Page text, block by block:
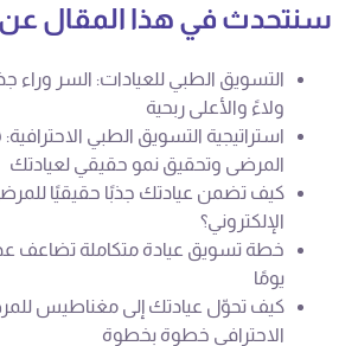
سنتحدث في هذا المقال عن
التسويق الطبي للعيادات: السر وراء
ولاءً والأعلى ربحية
المرضى وتحقيق نمو حقيقي لعيادتك
كيف تضمن عيادتك جذبًا حقيقيًا
الإلكتروني؟
يومًا
كيف تحوّل عيادتك إلى مغناطيس
الاحترافي خطوة بخطوة